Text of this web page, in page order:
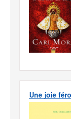
Une joie